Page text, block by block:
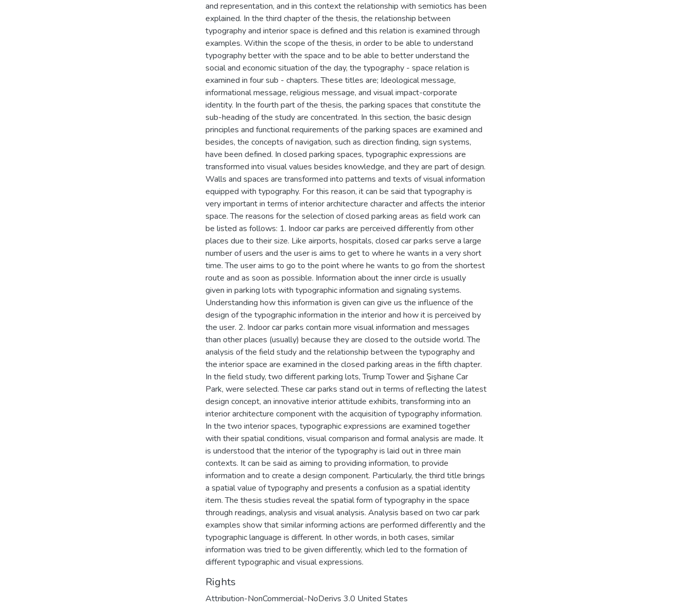
and representation, and in this context the relationship with semiotics has been
explained. In the third chapter of the thesis, the relationship between
typography and interior space is defined and this relation is examined through
examples. Within the scope of the thesis, in order to be able to understand
typography better with the space and to be able to better understand the
social and economic situation of the day, the typography - space relation is
examined in four sub - chapters. These titles are; Ideological message,
informational message, religious message, and visual impact-corporate
identity. In the fourth part of the thesis, the parking spaces that constitute the
sub-heading of the study are concentrated. In this section, the basic design
principles and functional requirements of the parking spaces are examined and
besides, the concepts of navigation, such as direction finding, sign systems,
have been defined. In closed parking spaces, typographic expressions are
transformed into visual values besides knowledge, and they are part of design.
Walls and spaces are transformed into patterns and texts of visual information
equipped with typography. For this reason, it can be said that typography is
very important in terms of interior architecture character and affects the interior
space. The reasons for the selection of closed parking areas as field work can
be listed as follows: 1. Indoor car parks are perceived differently from other
places due to their size. Like airports, hospitals, closed car parks serve a large
number of users and the user is aims to get to where he wants in a very short
time. The user aims to go to the point where he wants to go from the shortest
route and as soon as possible. Information about the inner circle is usually
given in parking lots with typographic information and signaling systems.
Understanding how this information is given can give us the influence of the
design of the typographic information in the interior and how it is perceived by
the user. 2. Indoor car parks contain more visual information and messages
than other places (usually) because they are closed to the outside world. The
analysis of the field study and the relationship between the typography and
the interior space are examined in the closed parking areas in the fifth chapter.
In the field study, two different parking lots, Trump Tower and Şişhane Car
Park, were selected. These car parks stand out in terms of reflecting the latest
design concept, an innovative interior attitude exhibits, transforming into an
interior architecture component with the acquisition of typography information.
In the two interior spaces, typographic expressions are examined together
with their spatial conditions, visual comparison and formal analysis are made. It
is understood that the interior of the typography is laid out in three main
contexts. It can be said as aiming to providing information, to provide
information and to create a design component. Particularly, the third title brings
a spatial value of typography and presents a confusion as a spatial identity
item. The thesis studies reveal the spatial form of typography in the space
through readings, analysis and visual analysis. Analysis based on two car park
examples show that similar informing actions are performed differently and the
typographic language is different. In other words, in both cases, similar
information was tried to be given differently, which led to the formation of
different typographic and visual expressions.
Rights
Attribution-NonCommercial-NoDerivs 3.0 United States